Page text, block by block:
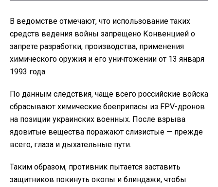
В ведомстве отмечают, что использование таких
средств ведения войны запрещено Конвенцией о
запрете разработки, производства, применения
химического оружия и его уничтожении от 13 января
1993 года.
По данным следствия, чаще всего российские войска
сбрасывают химические боеприпасы из FPV-дронов
на позиции украинских военных. После взрыва
ядовитые вещества поражают слизистые — прежде
всего, глаза и дыхательные пути.
Таким образом, противник пытается заставить
защитников покинуть окопы и блиндажи, чтобы